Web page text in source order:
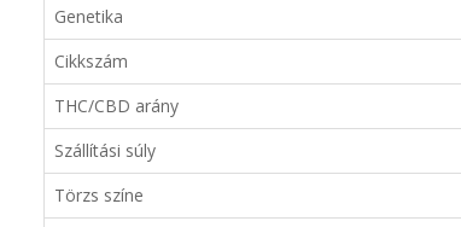
Genetika
Cikkszám
THC/CBD arány
Szállítási súly
Törzs színe